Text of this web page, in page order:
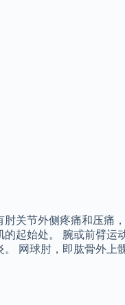
关节外侧疼痛和压痛
起始处。 腕或前臂运
网球肘，即肱骨外上